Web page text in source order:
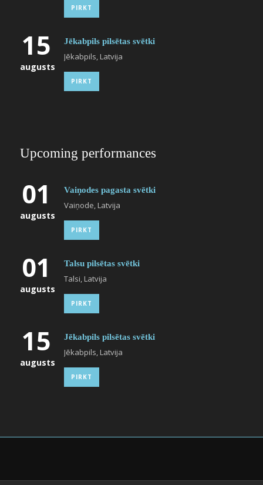
PIRKT
15
augusts
Jēkabpils pilsētas svētki
Jēkabpils, Latvija
PIRKT
Upcoming performances
01
augusts
Vaiņodes pagasta svētki
Vaiņode, Latvija
PIRKT
01
augusts
Talsu pilsētas svētki
Talsi, Latvija
PIRKT
15
augusts
Jēkabpils pilsētas svētki
Jēkabpils, Latvija
PIRKT